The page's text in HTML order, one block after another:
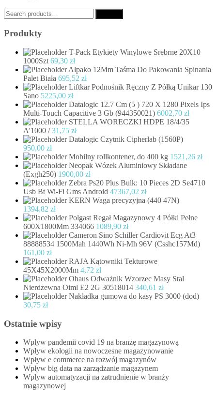
Search
for:
Produkty
T-Pack Etykiety Winylowe Srebrne 20X10
1000Szt 69,30 zł
Alpako 12Mm Taśma Do Pakowania Spinania
Palet Biała 695,52 zł
Liftkar Podnośnik Ręczny Z Półką Unikar 130
Sano 5225,00 zł
Datalogic 12.7 Cm (5 ) 720 X 1280 Pixels Ips
Multi-Touch Capacitive 3 Gb (944350021) 6002,70 zł
STELLA WORECZKI HDPE 18/4/35
A'1000 / 31,75 zł
Datalogic Czytnik Cipherlab (1560P)
950,00 zł
Mobilny rollkontener, do 400 kg 1521,26 zł
Neopak Wózek Aluminiowy Składane
(Exgh250) 1900,00 zł
Zebra Ps20 Plus Bulk: 10 Pieces 2D Se4710
Usb Bt Wi-Fi Gms Android 47367,02 zł
KERN Waga precyzyjna (440 47N)
1394,82 zł
Polgast Regał Magazynowy 4 Półki Pełne
600X1800Mm 334066 1089,90 zł
Cameron Sino Schiller Cardiovit Ecg At3
88888534 1500Mah 1440Wh Ni-Mh 96V (Csshc157Md)
161,00 zł
RAJA Kątowniki Tekturowe
45X45X2000Mm 4,72 zł
Ohaus Odważnik Wzorzec Masy Stal
Nierdzewna Oiml E2 2G 30518014 340,61 zł
Nakładka gumowa do kasy PS 3000 (dod)
30,75 zł
Ostatnie wpisy
Wpływ pandemii covid 19 na branżę magazynową
Wpływ ekologii na nowoczesne magazynowanie
Wpływ e commerce na rozwój magazynów
Wpływ big data na zarządzanie magazynem
Wpływ automatyzacji na zatrudnienie w branży
magazynowej